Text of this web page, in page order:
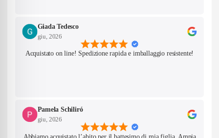
Giada Tedesco
giu, 2026
Acquistato on line! Spedizione rapida e imballaggio resistente!
Pamela Schiliró
giu, 2026
Abbiamo acquistato l’abito per il battesimo di mia figlia. Ampia